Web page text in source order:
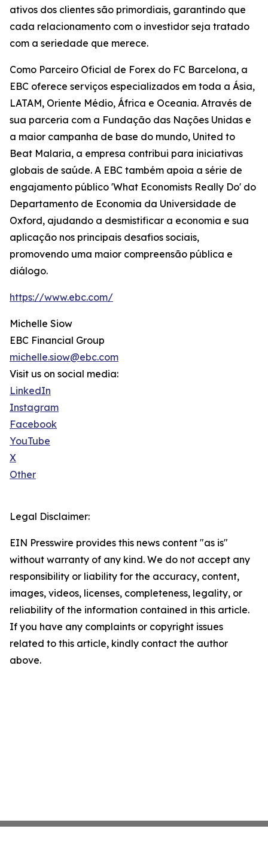
ativos dos clientes são primordiais, garantindo que
cada relacionamento com o investidor seja tratado
com a seriedade que merece.
Como Parceiro Oficial de Forex do FC Barcelona, a
EBC oferece serviços especializados em toda a Ásia,
LATAM, Oriente Médio, África e Oceania. Através de
sua parceria com a Fundação das Nações Unidas e
a maior campanha de base do mundo, United to
Beat Malaria, a empresa contribui para iniciativas
globais de saúde. A EBC também apoia a série de
engajamento público 'What Economists Really Do' do
Departamento de Economia da Universidade de
Oxford, ajudando a desmistificar a economia e sua
aplicação nos principais desafios sociais,
promovendo uma maior compreensão pública e
diálogo.
https://www.ebc.com/
Michelle Siow
EBC Financial Group
michelle.siow@ebc.com
Visit us on social media:
LinkedIn
Instagram
Facebook
YouTube
X
Other
Legal Disclaimer:
EIN Presswire provides this news content "as is"
without warranty of any kind. We do not accept any
responsibility or liability for the accuracy, content,
images, videos, licenses, completeness, legality, or
reliability of the information contained in this article.
If you have any complaints or copyright issues
related to this article, kindly contact the author
above.